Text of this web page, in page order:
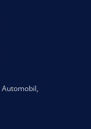
Automobil,